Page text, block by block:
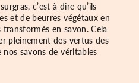
, c’est à dire qu’ils
et de beurres végétaux en
en savon. Cela
pleinement des vertus des
savons de véritables